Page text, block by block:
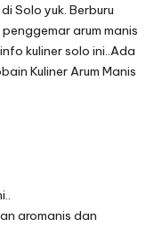
Solo yuk. Berburu
arum manis
kuliner solo ini..Ada
Kuliner Arum Manis
aromanis dan